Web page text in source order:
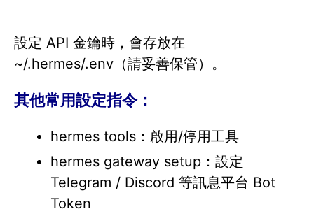
設定 API 金鑰時，會存放在
~/.hermes/.env（請妥善保管）。
其他常用設定指令：
hermes tools：啟用/停用工具
hermes gateway setup：設定
Telegram / Discord 等訊息平台 Bot
Token